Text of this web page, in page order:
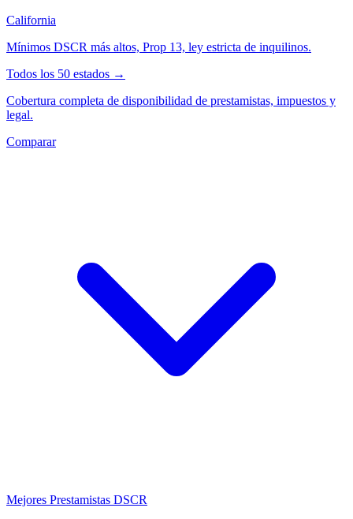
California
Mínimos DSCR más altos, Prop 13, ley estricta de inquilinos.
Todos los 50 estados →
Cobertura completa de disponibilidad de prestamistas, impuestos y
legal.
Comparar
Mejores Prestamistas DSCR